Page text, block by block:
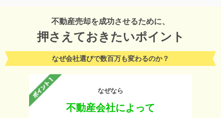
不動産売却を成功させるために、
押さえておきたいポイント
なぜ会社選びで数百万も変わるのか？
なぜなら
不動産会社によって